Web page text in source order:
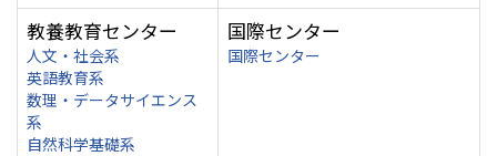
教養教育センター
人文・社会系
英語教育系
数理・データサイエンス
系
自然科学基礎系
国際センター
国際センター